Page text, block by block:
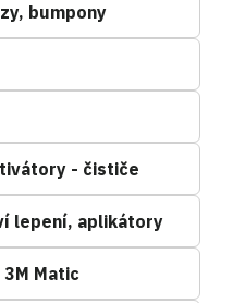
bumpony
- čističe
lepení, aplikátory
Matic